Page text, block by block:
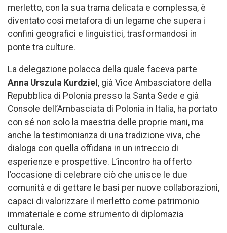
merletto, con la sua trama delicata e complessa, è
diventato così metafora di un legame che supera i
confini geografici e linguistici, trasformandosi in
ponte tra culture.
La delegazione polacca della quale faceva parte
Anna Urszula Kurdziel , già Vice Ambasciatore della
Repubblica di Polonia presso la Santa Sede e già
Console dell’Ambasciata di Polonia in Italia, ha portato
con sé non solo la maestria delle proprie mani, ma
anche la testimonianza di una tradizione viva, che
dialoga con quella offidana in un intreccio di
esperienze e prospettive. L’incontro ha offerto
l’occasione di celebrare ciò che unisce le due
comunità e di gettare le basi per nuove collaborazioni,
capaci di valorizzare il merletto come patrimonio
immateriale e come strumento di diplomazia
culturale.